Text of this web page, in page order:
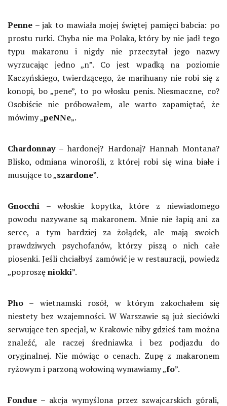
Penne – jak to mawiała mojej świętej pamięci babcia: po
prostu rurki. Chyba nie ma Polaka, który by nie jadł tego
typu makaronu i nigdy nie przeczytał jego nazwy
wyrzucając jedno „n”. Co jest wpadką na poziomie
Kaczyńskiego, twierdzącego, że marihuany nie robi się z
konopi, bo „pene”, to po włosku penis. Niesmaczne, co?
Osobiście nie próbowałem, ale warto zapamiętać, że
mówimy „peNNe„.
Chardonnay– hardonej? Hardonaj? Hannah Montana?
Blisko, odmiana winorośli, z której robi się wina białe i
musujące to „szardone”.
Gnocchi – włoskie kopytka, które z niewiadomego
powodu nazywane są makaronem. Mnie nie łapią ani za
serce, a tym bardziej za żołądek, ale mają swoich
prawdziwych psychofanów, którzy piszą o nich całe
piosenki. Jeśli chciałbyś zamówić je w restauracji, powiedz
„poproszęniokki”.
Pho – wietnamski rosół, w którym zakochałem się
niestety bez wzajemności. W Warszawie są już sieciówki
serwujące ten specjał, w Krakowie niby gdzieś tam można
znaleźć, ale raczej średniawka i bez podjazdu do
oryginalnej. Nie mówiąc o cenach. Zupę z makaronem
ryżowym i parzoną wołowiną wymawiamy „fo”.
Fondue – akcja wymyślona przez szwajcarskich górali,